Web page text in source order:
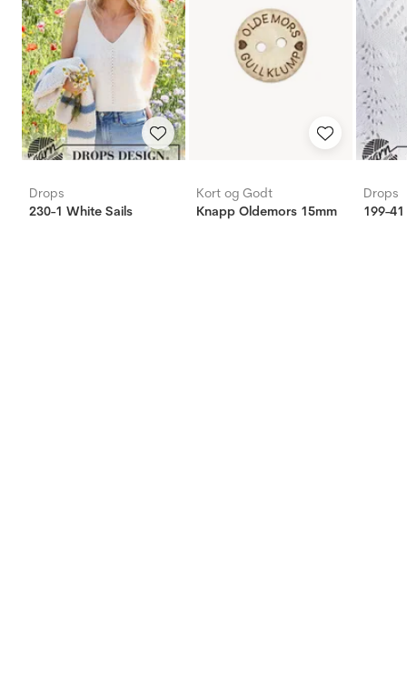
Drops
230-1 White Sails
Kort og Godt
Knapp Oldemors 15mm
Drops
199-